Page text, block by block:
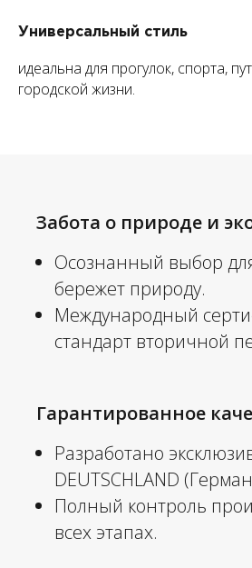
Универсальный стиль
идеальна для прогулок, спорта,
городской жизни.
Забота о природе и
Осознанный выбор
бережет природу.
Международный
стандарт вторичной
Гарантированное
Разработано
DEUTSCHLAND
Полный контроль
всех этапах.